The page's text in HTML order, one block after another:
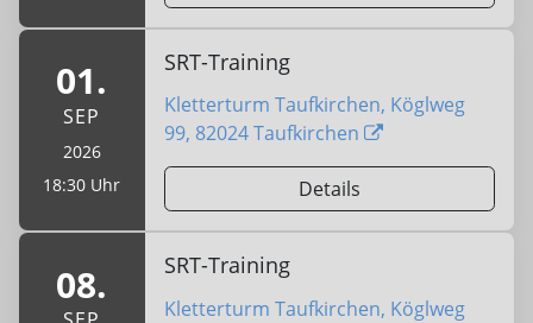
01.
SEP
2026
18:30 Uhr
SRT-Training
Kletterturm Taufkirchen, Köglweg
99, 82024 Taufkirchen
Details
08. SRT-Training
Kletterturm Taufkirchen, Köglweg